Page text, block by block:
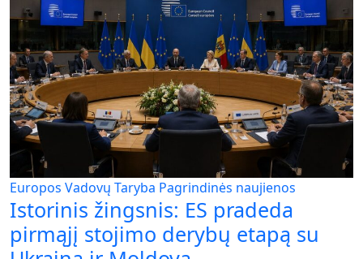
Europos Vadovų Taryba Pagrindinės naujienos
Istorinis žingsnis: ES pradeda
pirmąjį stojimo derybų etapą su